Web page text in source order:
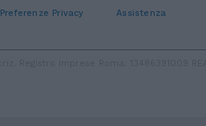
Preferenze Privacy Assistenza